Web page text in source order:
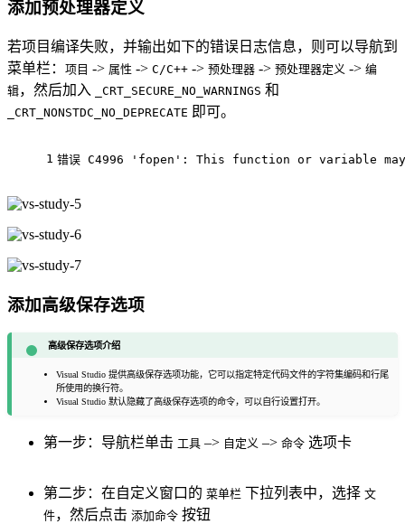
添加预处理器定义
若项目编译失败，并输出如下的错误日志信息，则可以导航到
菜单栏： 项目 -> 属性 -> C/C++ -> 预处理器 -> 预处理器定义 -> 编
辑，然后加入 _CRT_SECURE_NO_WARNINGS 和
_CRT_NONSTDC_NO_DEPRECATE 即可。
1 错误 C4996 'fopen': This function or variable may
添加高级保存选项
高级保存选项介绍
Visual Studio 提供高级保存选项功能，它可以指定特定代码文件的字符集编码和行尾
所使用的换行符。
Visual Studio 默认隐藏了高级保存选项的命令，可以自行设置打开。
第一步：导航栏单击 工具 –> 自定义 –> 命令 选项卡
第二步：在自定义窗口的 菜单栏 下拉列表中，选择 文
件，然后点击 添加命令 按钮